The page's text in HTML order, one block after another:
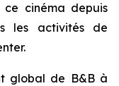
ce cinéma depuis
les activités de
global de B&B à